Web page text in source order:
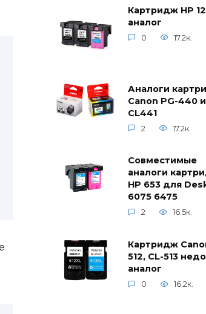
Картридж HP
аналог
0 17.2к.
Аналоги
Canon PG-440 и
CL441
2 17.2к.
Совместимые
аналоги
HP 653 для
6075 6475
2 16.5к.
Картридж
512, CL-513
аналог
0 16.2к.